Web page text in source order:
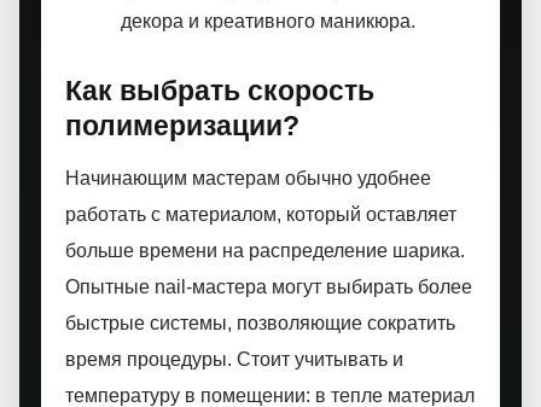
декора и креативного маникюра.
Как выбрать скорость
полимеризации?
Начинающим мастерам обычно удобнее
работать с материалом, который оставляет
больше времени на распределение шарика.
Опытные nail-мастера могут выбирать более
быстрые системы, позволяющие сократить
время процедуры. Стоит учитывать и
температуру в помещении: в тепле материал